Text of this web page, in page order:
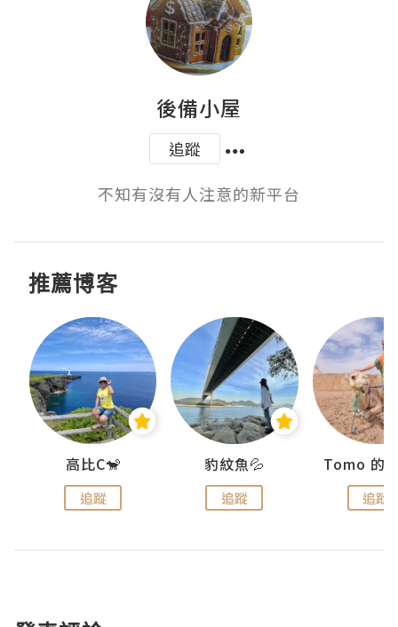
後備小屋
追蹤
不知有沒有人注意的新平台
推薦博客
高比C🐒
追蹤
豹紋魚💦
追蹤 追蹤